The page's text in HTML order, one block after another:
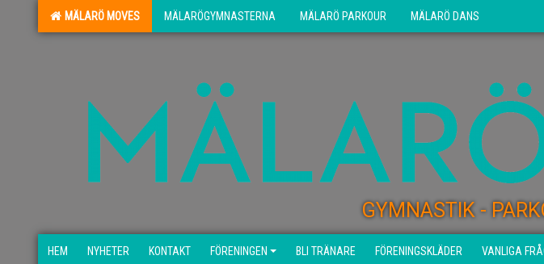
MÄLARÖ MOVES MÄLARÖGYMNASTERNA MÄLARÖ PARKOUR MÄLARÖ DANS
GYMNASTIK -
HEM NYHETER KONTAKT FÖRENINGEN BLI TRÄNARE FÖRENINGSKLÄDER VANLIGA